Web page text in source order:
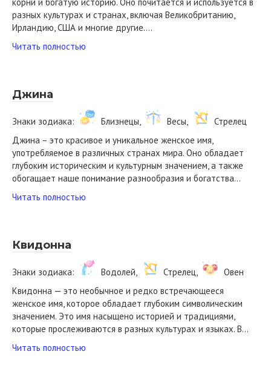
разных культурах и странах, включая Великобританию,
Ирландию, США и многие другие….
Читать полностью
Джина
Знаки зодиака: Близнецы, Весы,
Стрелец
Джина – это красивое и уникальное женское имя,
употребляемое в различных странах мира. Оно обладает
глубоким историческим и культурным значением, а также
обогащает наше понимание разнообразия и богатства…
Читать полностью
Квидонна
Знаки зодиака: Водолей, Стрелец,
Овен
Квидонна — это необычное и редко встречающееся
женское имя, которое обладает глубоким символическим
значением. Это имя насыщено историей и традициями,
которые прослеживаются в разных культурах и языках. В…
Читать полностью